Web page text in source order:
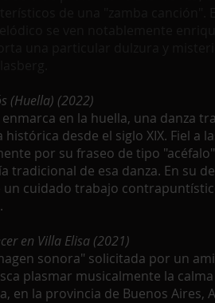
(Huella) (2022)
en la huella, una danza
desde el siglo XIX. Fiel a
por su fraseo de tipo
tradicional de esa danza. En su
cuidado trabajo
en Villa Elisa (2021)
sonora" solicitada por un
plasmar musicalmente la
en la provincia de Buenos Aires,